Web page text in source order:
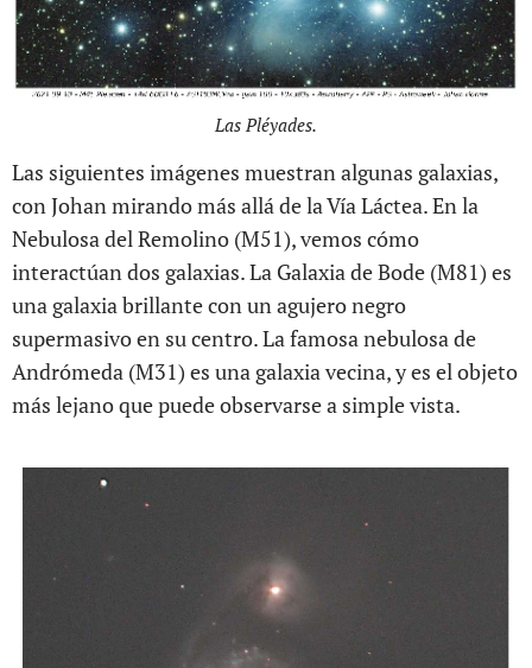
Las Pléyades.
Las siguientes imágenes muestran algunas galaxias,
con Johan mirando más allá de la Vía Láctea. En la
Nebulosa del Remolino (M51), vemos cómo
interactúan dos galaxias. La Galaxia de Bode (M81) es
una galaxia brillante con un agujero negro
supermasivo en su centro. La famosa nebulosa de
Andrómeda (M31) es una galaxia vecina, y es el objeto
más lejano que puede observarse a simple vista.